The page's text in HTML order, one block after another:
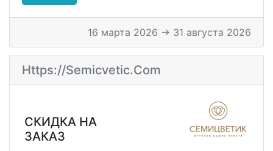
16 марта 2026 → 31 августа 2026
Https://semicvetic.com
СКИДКА НА
ЗАКАЗ